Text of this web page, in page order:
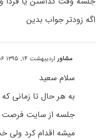
اگه زودتر جواب بدین
مشاور اردیبهشت ۱۴, ۱۳۹۵ at ۴:۰۶ ب٫ظ
سلام سعید
به هر حال تا زمانی
جلسه از سایت فرصت
میشه اقدام کرد ولی